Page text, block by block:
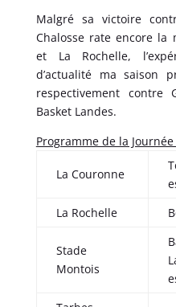
Malgré sa victoire
Chalosse rate encore la
et La Rochelle,
d’actualité ma saison
respectivement
Basket Landes.
Programme de la Journée
La Couronne
La Rochelle
Stade
Montois